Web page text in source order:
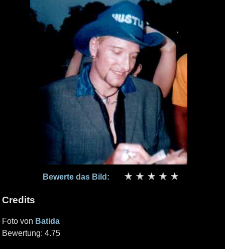
Bewerte das Bild:
Credits
Foto von Batida
Bewertung: 4.75